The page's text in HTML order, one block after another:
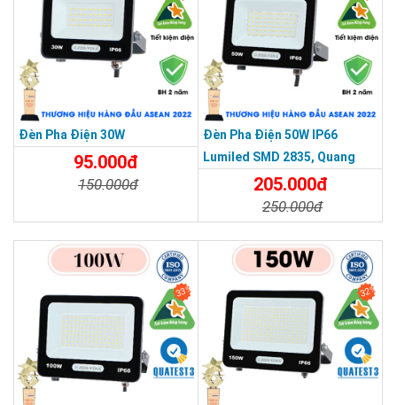
THƯƠNG HIỆU HÀNG ĐẦU ASEAN 2022
Đèn Pha Điện 30W
95.000đ
150.000đ
Đèn Pha Điện 50W IP66
Lumiled SMD 2835, Quang
Thông 120lm/W
205.000đ
250.000đ
33% 32%